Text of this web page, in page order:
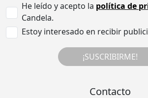
He leído y acepto la política de
Candela.
Estoy interesado en recibir
¡SUSCRIBIRME!
Contacto